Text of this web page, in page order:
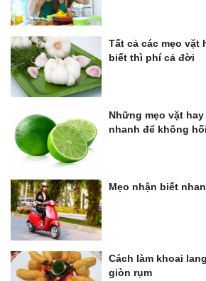
Tất cả các mẹo vặt
biết thì phí cả đời
Những mẹo vặt
nhanh để không
Mẹo nhận biết
Cách làm khoai
giòn rụm